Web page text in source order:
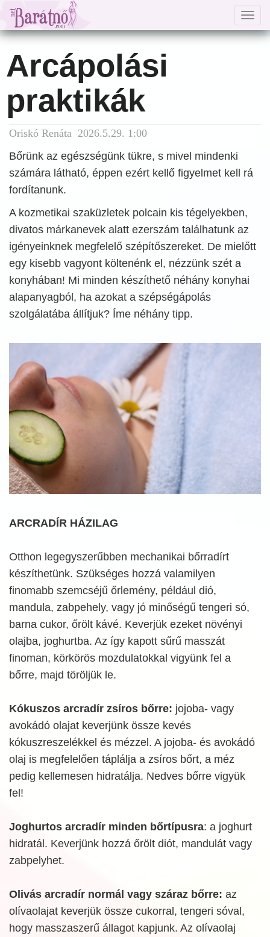
Arcápolási
praktikák
Oriskó Renáta 2026.5.29. 1:00
Bőrünk az egészségünk tükre, s mivel mindenki
számára látható, éppen ezért kellő figyelmet kell rá
fordítanunk.
A kozmetikai szaküzletek polcain kis tégelyekben,
divatos márkanevek alatt ezerszám találhatunk az
igényeinknek megfelelő szépítőszereket. De mielőtt
egy kisebb vagyont költenénk el, nézzünk szét a
konyhában! Mi minden készíthető néhány konyhai
alapanyagból, ha azokat a szépségápolás
szolgálatába állítjuk? Íme néhány tipp.
ARCRADÍR HÁZILAG
Otthon legegyszerűbben mechanikai bőrradírt
készíthetünk. Szükséges hozzá valamilyen
finomabb szemcséjű őrlemény, például dió,
mandula, zabpehely, vagy jó minőségű tengeri só,
barna cukor, őrölt kávé. Keverjük ezeket növényi
olajba, joghurtba. Az így kapott sűrű masszát
finoman, körkörös mozdulatokkal vigyünk fel a
bőrre, majd töröljük le.
Kókuszos arcradír zsíros bőrre: jojoba- vagy
avokádó olajat keverjünk össze kevés
kókuszreszelékkel és mézzel. A jojoba- és avokádó
olaj is megfelelően táplálja a zsíros bőrt, a méz
pedig kellemesen hidratálja. Nedves bőrre vigyük
fel!
Joghurtos arcradír minden bőrtípusra: a joghurt
hidratál. Keverjünk hozzá őrölt diót, mandulát vagy
zabpelyhet.
Olivás arcradír normál vagy száraz bőrre: az
olívaolajat keverjük össze cukorral, tengeri sóval,
hogy masszaszerű állagot kapjunk. Az olívaolaj